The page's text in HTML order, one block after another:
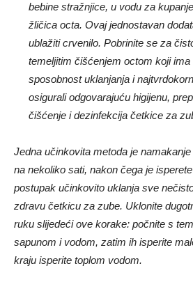
bebine stražnjice, u vodu za
žličica octa. Ovaj jednostavan
ublažiti crvenilo. Pobrinite se za
temeljitim čišćenjem octom koji ima
sposobnost uklanjanja i
osigurali odgovarajuću higijenu,
čišćenje i dezinfekcija četkice za
Jedna učinkovita metoda je
na nekoliko sati, nakon čega je
postupak učinkovito uklanja sve
zdravu četkicu za zube. Uklonite
ruku slijedeći ove korake: počnite s
sapunom i vodom, zatim ih isperite
kraju isperite toplom vodom.